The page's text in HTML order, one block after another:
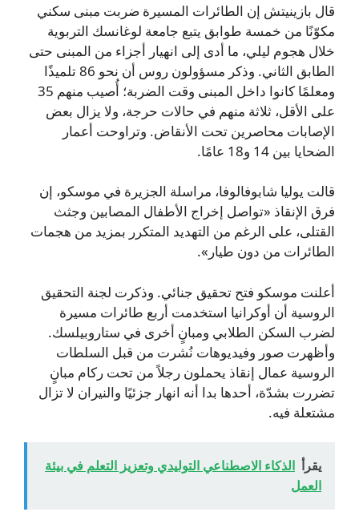
قال بازينيتش إن الطائرات المسيرة ضربت مبنى سكني
مكوّنًا من خمسة طوابق يتبع جامعة لوغانسك التربوية
خلال هجوم ليلي، ما أدى إلى انهيار أجزاء من المبنى حتى
الطابق الثاني. وذكر مسؤولون روس أن نحو 86 تلميذًا
ومعلمًا كانوا داخل المبنى وقت الضربة؛ أُصيب منهم 35
على الأقل، ثلاثة منهم في حالات حرجة، ولا يزال بعض
الإصابات محاصرين تحت الأنقاض. وتراوحت أعمار
الضحايا بين 14 و18 عامًا.
قالت يوليا شابوفالوفا، مراسلة الجزيرة في موسكو، إن
فرق الإنقاذ «تواصل إخراج الأطفال المصابين وجثث
القتلى، على الرغم من التهديد المتكرر بمزيد من هجمات
الطائرات من دون طيار».
أعلنت موسكو فتح تحقيق جنائي. وذكرت لجنة التحقيق
الروسية أن أوكرانيا استخدمت أربع طائرات مسيرة
لضرب السكن الطلابي ومبانٍ أخرى في ستاروبيلسك.
وأظهرت صور وفيديوهات نُشرت من قبل السلطات
الروسية عمال إنقاذ يحملون رجلاً من تحت ركام مبانٍ
تضررت بشدّة، أحدها بدا أنه انهار جزئيًا والنيران لا تزال
مشتعلة فيه.
يقرأ الذكاء الاصطناعي التوليدي وتعزيز التعلم في بيئة
العمل